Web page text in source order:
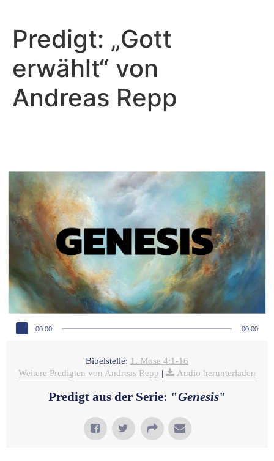
Predigt: „Gott
erwählt“ von
Andreas Repp
Audio-Player
00:00 00:00
Bibelstelle: 1. Mose 4:1-16
Weitere Predigten von Andreas Repp | Audio herunterladen
Predigt aus der Serie: "Genesis"